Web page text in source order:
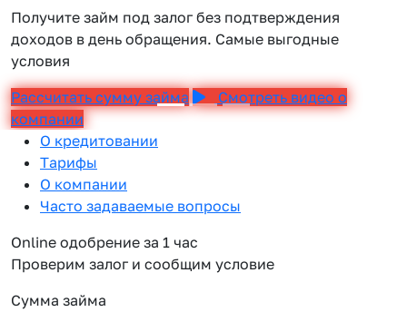
Получите займ под залог без подтверждения
доходов в день обращения. Самые выгодные
условия
Рассчитать сумму займа
Смотреть видео о
компании
О кредитовании
Тарифы
О компании
Часто задаваемые вопросы
Online одобрение за 1 час
Проверим залог и сообщим условие
Сумма займа